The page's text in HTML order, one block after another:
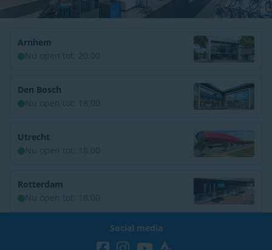
Arnhem
Den Bosch
Utrecht
Rotterdam
Social media